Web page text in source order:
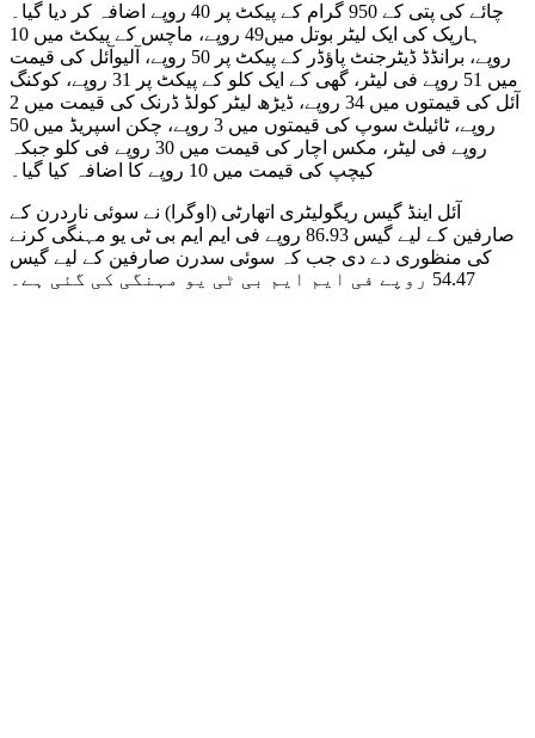
چائے کی پتی کے 950 گرام کے پیکٹ پر 40 روپے اضافہ کر دیا گیا۔
ہارپک کی ایک لیٹر بوتل میں49 روپے، ماچس کے پیکٹ میں 10
روپے، برانڈڈ ڈیٹرجنٹ پاؤڈر کے پیکٹ پر 50 روپے، آلیوآئل کی قیمت
میں 51 روپے فی لیٹر، گھی کے ایک کلو کے پیکٹ پر 31 روپے، کوکنگ
آئل کی قیمتوں میں 34 روپے، ڈیڑھ لیٹر کولڈ ڈرنک کی قیمت میں 2
روپے، ٹائیلٹ سوپ کی قیمتوں میں 3 روپے، چکن اسپریڈ میں 50
روپے فی لیٹر، مکس اچار کی قیمت میں 30 روپے فی کلو جبکہ
کیچپ کی قیمت میں 10 روپے کا اضافہ کیا گیا۔
آئل اینڈ گیس ریگولیٹری اتھارٹی (اوگرا) نے سوئی ناردرن کے
صارفین کے لیے گیس 86.93 روپے فی ایم ایم بی ٹی یو مہنگی کرنے
کی منظوری دے دی جب کہ سوئی سدرن صارفین کے لیے گیس
54.47 روپے فی ایم ایم بی ٹی یو مہنگی کی گئی ہے۔